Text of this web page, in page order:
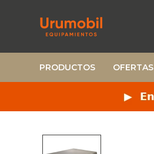
PRODUCTOS OFERTAS